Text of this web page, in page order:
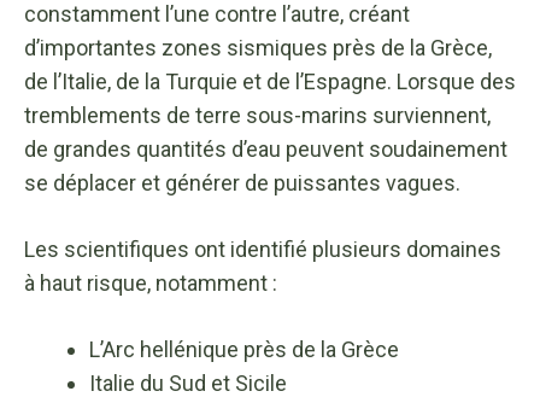
constamment l’une contre l’autre, créant
d’importantes zones sismiques près de la Grèce,
de l’Italie, de la Turquie et de l’Espagne. Lorsque des
tremblements de terre sous-marins surviennent,
de grandes quantités d’eau peuvent soudainement
se déplacer et générer de puissantes vagues.
Les scientifiques ont identifié plusieurs domaines
à haut risque, notamment :
L’Arc hellénique près de la Grèce
Italie du Sud et Sicile